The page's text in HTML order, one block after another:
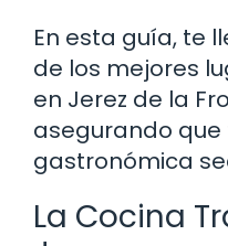
En esta guía, te
de los mejores
en Jerez de la
asegurando que
gastronómica
La Cocina